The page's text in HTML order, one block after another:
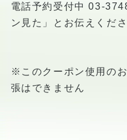
電話予約受付中 03-
ン見た」とお伝えくださ
※このクーポン使用の
張はできません